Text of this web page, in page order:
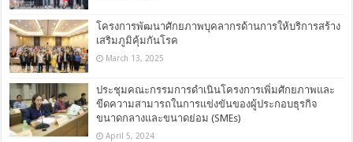
โครงการพัฒนาศักยภาพบุคลากรด้านการให้บริการสร้าง
เสริมภูมิคุ้มกันโรค
March 13, 2025
ประชุมคณะกรรมการดำเนินโครงการเพิ่มศักยภาพและ
ขีดความสามารถในการแข่งขันของผู้ประกอบธุรกิจ
ขนาดกลางและขนาดย่อม (SMEs)
April 5, 2024